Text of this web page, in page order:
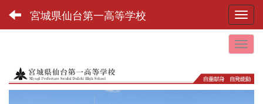
宮城県仙台第一高等学校